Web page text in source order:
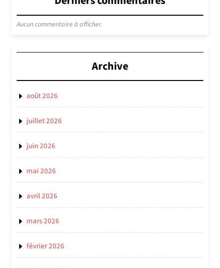
Aucun commentaire à afficher.
Archive
août 2026
juillet 2026
juin 2026
mai 2026
avril 2026
mars 2026
février 2026